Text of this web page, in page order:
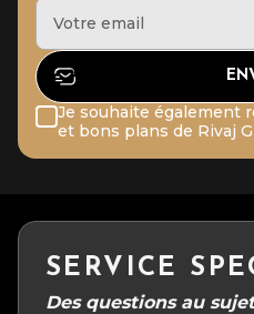
Je souhaite également
et bons plans de Rivaj
SERVICE
Des questions au